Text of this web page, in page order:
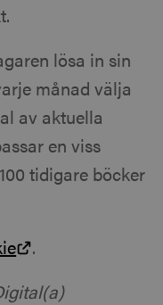
lösa in sin
månad välja
av aktuella
en viss
tidigare böcker
.